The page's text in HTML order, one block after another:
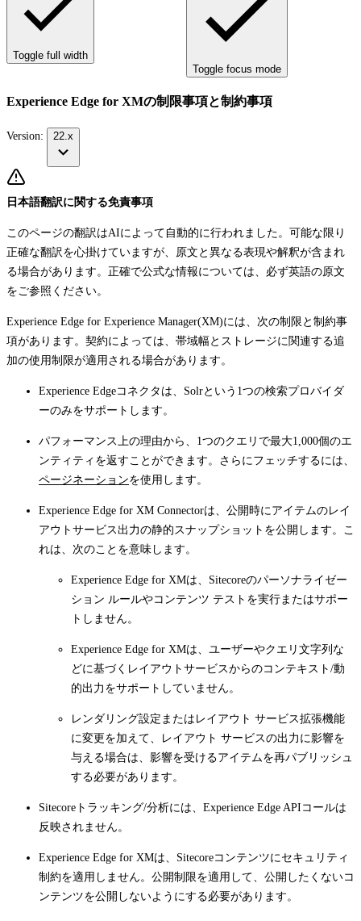
Toggle full width
Toggle focus mode
Experience Edge for XMの制限事項と制約事項
Version: 22.x
日本語翻訳に関する免責事項
このページの翻訳はAIによって自動的に行われました。可能な限り
正確な翻訳を心掛けていますが、原文と異なる表現や解釈が含まれ
る場合があります。正確で公式な情報については、必ず英語の原文
をご参照ください。
Experience Edge for Experience Manager(XM)には、次の制限と制約事
項があります。契約によっては、帯域幅とストレージに関連する追
加の使用制限が適用される場合があります。
Experience Edgeコネクタは、Solrという1つの検索プロバイダ
ーのみをサポートします。
パフォーマンス上の理由から、1つのクエリで最大1,000個のエ
ンティティを返すことができます。さらにフェッチするには、
ページネーションを使用します。
Experience Edge for XM Connectorは、公開時にアイテムのレイ
アウトサービス出力の静的スナップショットを公開します。こ
れは、次のことを意味します。
Experience Edge for XMは、Sitecoreのパーソナライゼー
ション ルールやコンテンツ テストを実行またはサポー
トしません。
Experience Edge for XMは、ユーザーやクエリ文字列な
どに基づくレイアウトサービスからのコンテキスト/動
的出力をサポートしていません。
レンダリング設定またはレイアウト サービス拡張機能
に変更を加えて、レイアウト サービスの出力に影響を
与える場合は、影響を受けるアイテムを再パブリッシュ
する必要があります。
Sitecoreトラッキング/分析には、Experience Edge APIコールは
反映されません。
Experience Edge for XMは、Sitecoreコンテンツにセキュリティ
制約を適用しません。公開制限を適用して、公開したくないコ
ンテンツを公開しないようにする必要があります。